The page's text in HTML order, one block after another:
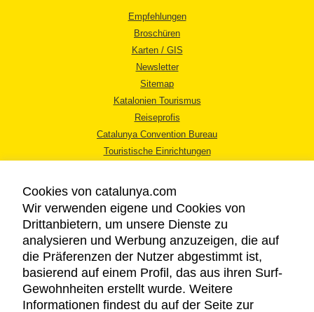
Empfehlungen
Broschüren
Karten / GIS
Newsletter
Sitemap
Katalonien Tourismus
Reiseprofis
Catalunya Convention Bureau
Touristische Einrichtungen
RECHTLICHER HINWEIS
DATENSCHUTZICHTLINIE
COOKIES
Cookies von catalunya.com
Wir verwenden eigene und Cookies von
Drittanbietern, um unsere Dienste zu
analysieren und Werbung anzuzeigen, die auf
die Präferenzen der Nutzer abgestimmt ist,
basierend auf einem Profil, das aus ihren Surf-
Gewohnheiten erstellt wurde. Weitere
Informationen findest du auf der Seite zur